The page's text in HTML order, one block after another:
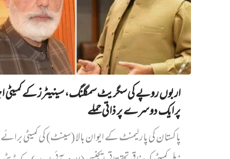
اربوں روپے کی سگریٹ سمگلنگ، سینیٹرز کے کمیٹی
پر ایک دوسرے پر ذاتی حملے
پاکستان کی پارلیمنٹ کے ایوان بالا (سینٹ) کی کمیٹی برائے